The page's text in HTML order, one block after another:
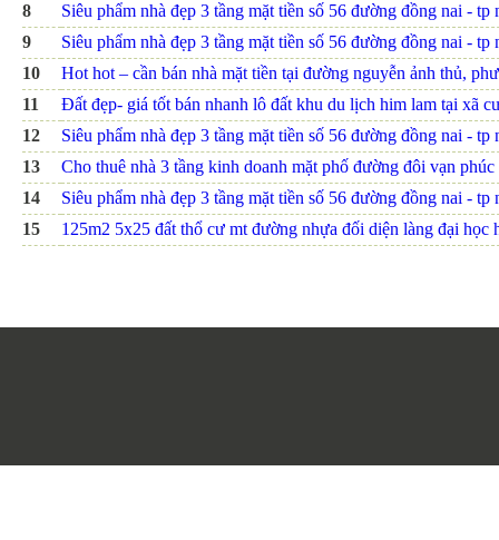
8
Siêu phẩm nhà đẹp 3 tầng mặt tiền số 56 đường đồng nai - tp
9
Siêu phẩm nhà đẹp 3 tầng mặt tiền số 56 đường đồng nai - tp
10
Hot hot – cần bán nhà mặt tiền tại đường nguyễn ảnh thủ,
11
Đất đẹp- giá tốt bán nhanh lô đất khu du lịch him lam tại xã
12
Siêu phẩm nhà đẹp 3 tầng mặt tiền số 56 đường đồng nai - tp
13
Cho thuê nhà 3 tầng kinh doanh mặt phố đường đôi vạn phúc
14
Siêu phẩm nhà đẹp 3 tầng mặt tiền số 56 đường đồng nai - tp
15
125m2 5x25 đất thổ cư mt đường nhựa đối diện làng đại học